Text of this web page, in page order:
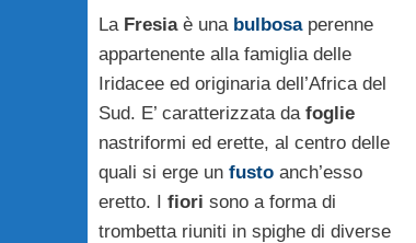
La Fresiaè una bulbosaperenne
appartenente alla famiglia delle
Iridacee ed originaria dell’Africa del
Sud. E’ caratterizzata da foglie
nastriformi ed erette, al centro delle
quali si erge un fustoanch’esso
eretto. I fiori sono a forma di
trombetta riuniti in spighe di diverse